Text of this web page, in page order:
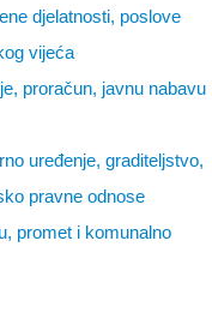
djelatnosti, poslove
vijeća
proračun, javnu nabavu
uređenje, graditeljstvo,
pravne odnose
promet i komunalno